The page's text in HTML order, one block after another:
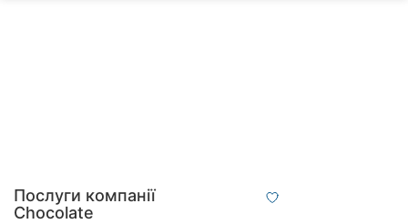
Житомир
Послуги компанії
Chocolate